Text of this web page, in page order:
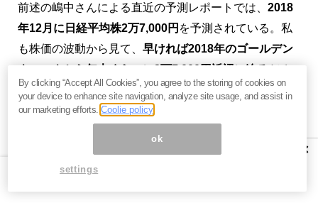
前述の嶋中さんによる直近の予測レポートでは、 2018
年12月に日経平均株2万7,000円 を予測されている。私
も株価の波動から見て、 早ければ2018年のゴールデン
ウィークから年央くらいに2万7,000円近辺に迫るだろ
うと予想している。
しかし、日経平均株価がいくらになるかは、もはやそ
れほど重要ではない。大事なことは、この上げ相場が
×
By clicking “Accept All Cookies”, you agree to the storing of cookies on
your device to enhance site navigation, analyze site usage, and assist in
our marketing efforts.Coolie policy
ok
settings